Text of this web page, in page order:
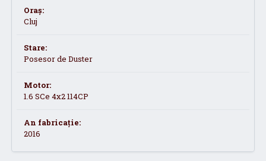
Oraș:
Cluj
Stare:
Posesor de Duster
Motor:
1.6 SCe 4x2 114CP
An fabricație:
2016